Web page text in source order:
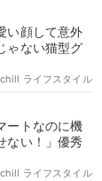
い顔して意外
ゃない猫型グ
ライフスタイル
ートなのに機
ない！」優秀
ライフスタイル